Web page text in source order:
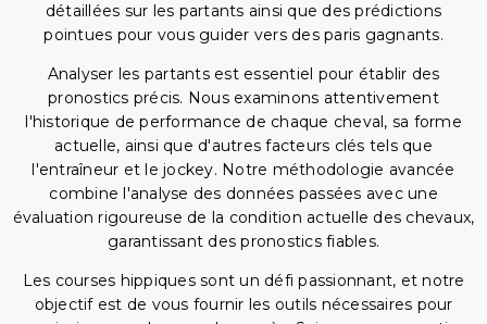
détaillées sur les partants ainsi que des prédictions
pointues pour vous guider vers des paris gagnants.
Analyser les partants est essentiel pour établir des
pronostics précis. Nous examinons attentivement
l'historique de performance de chaque cheval, sa forme
actuelle, ainsi que d'autres facteurs clés tels que
l'entraîneur et le jockey. Notre méthodologie avancée
combine l'analyse des données passées avec une
évaluation rigoureuse de la condition actuelle des chevaux,
garantissant des pronostics fiables.
Les courses hippiques sont un défi passionnant, et notre
objectif est de vous fournir les outils nécessaires pour